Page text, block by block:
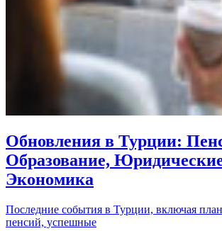
Обновления в Турции:
Образование,
Экономика
Последние события в Турции, включая
пенсий, успешные